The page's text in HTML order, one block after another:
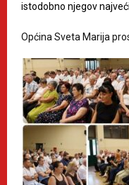
istodobno njegov
Općina Sveta Marija